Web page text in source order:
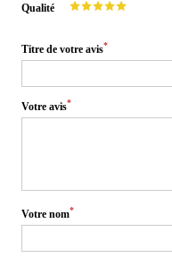
Qualité
Titre de votre avis*
Votre avis*
Votre nom*